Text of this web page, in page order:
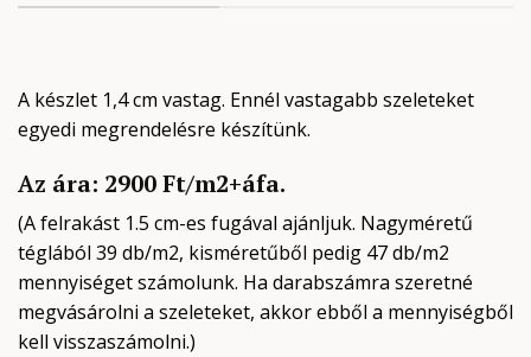
A készlet 1,4 cm vastag. Ennél vastagabb szeleteket
egyedi megrendelésre készítünk.
Az ára: 2900 Ft/m2+áfa.
(A felrakást 1.5 cm-es fugával ajánljuk. Nagyméretű
téglából 39 db/m2, kisméretűből pedig 47 db/m2
mennyiséget számolunk. Ha darabszámra szeretné
megvásárolni a szeleteket, akkor ebből a mennyiségből
kell visszaszámolni.)